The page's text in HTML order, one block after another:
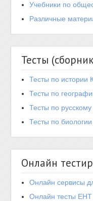
Учебники по
Различные
Тесты
Тесты по истории
Тесты по
Тесты по русскому
Тесты по биологии
Онлайн
Онлайн сервисы
Онлайн тесты ЕНТ